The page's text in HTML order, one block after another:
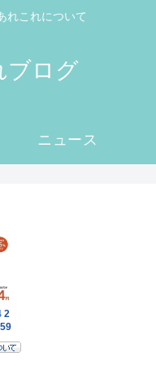
れこれについて
ブログ
ニュース